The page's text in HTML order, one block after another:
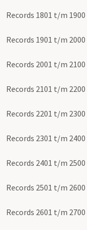
Records 1801 t/m 1900
Records 1901 t/m 2000
Records 2001 t/m 2100
Records 2101 t/m 2200
Records 2201 t/m 2300
Records 2301 t/m 2400
Records 2401 t/m 2500
Records 2501 t/m 2600
Records 2601 t/m 2700